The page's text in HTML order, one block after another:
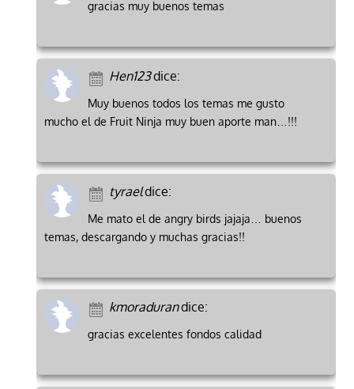
gracias muy buenos temas
Hen123dice:
Muy buenos todos los temas me gusto
mucho el de Fruit Ninja muy buen aporte man…!!!
tyraeldice:
Me mato el de angry birds jajaja… buenos
temas, descargando y muchas gracias!!
kmoradurandice:
gracias excelentes fondos calidad